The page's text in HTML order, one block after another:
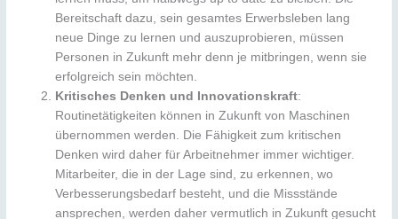
Bereitschaft dazu, sein gesamtes Erwerbsleben lang
neue Dinge zu lernen und auszuprobieren, müssen
Personen in Zukunft mehr denn je mitbringen, wenn sie
erfolgreich sein möchten.
Kritisches Denken und Innovationskraft:
Routinetätigkeiten können in Zukunft von Maschinen
übernommen werden. Die Fähigkeit zum kritischen
Denken wird daher für Arbeitnehmer immer wichtiger.
Mitarbeiter, die in der Lage sind, zu erkennen, wo
Verbesserungsbedarf besteht, und die Missstände
ansprechen, werden daher vermutlich in Zukunft gesucht